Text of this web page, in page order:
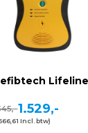
Lifeline
1.529,-
Incl. btw)